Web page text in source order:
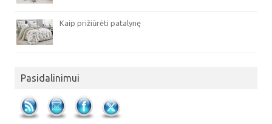
Kaip prižiūrėti patalynę
Pasidalinimui